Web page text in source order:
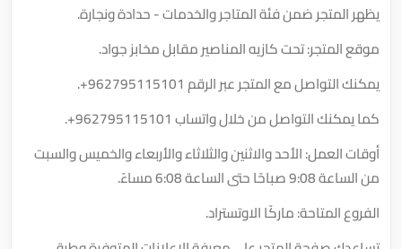
يظهر المتجر ضمن فئة المتاجر والخدمات - حدادة ونجارة.
موقع المتجر: تحت كازيه المناصير مقابل مخابز جواد.
يمكنك التواصل مع المتجر عبر الرقم +962795115101
.
كما يمكنك التواصل من خلال واتساب +962795115101
.
أوقات العمل: الأحد والاثنين والثلاثاء والأربعاء والخميس والسبت
من الساعة 9:08 صباحًا حتى الساعة 6:08 مساءً.
الفروع المتاحة: ماركًا الاوتستراد.